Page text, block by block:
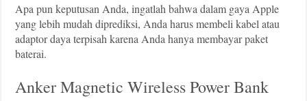
Apa pun keputusan Anda, ingatlah bahwa dalam gaya Apple
yang lebih mudah diprediksi, Anda harus membeli kabel atau
adaptor daya terpisah karena Anda hanya membayar paket
baterai.
Anker Magnetic Wireless Power Bank